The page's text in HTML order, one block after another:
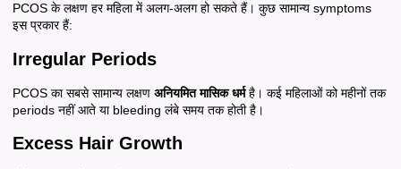
PCOS के लक्षण हर महिला में अलग-अलग हो सकते हैं। कुछ सामान्य symptoms
इस प्रकार हैं:
Irregular Periods
PCOS का सबसे सामान्य लक्षण अनियमित मासिक धर्महै। कई महिलाओं को महीनों तक
periods नहीं आते या bleeding लंबे समय तक होती है।
Excess Hair Growth